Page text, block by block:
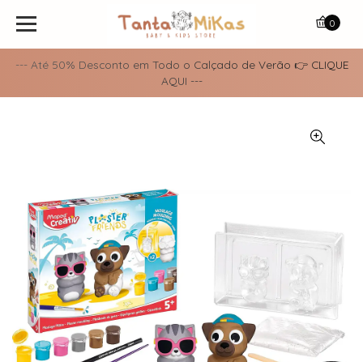
--- Até 50% Desconto em Todo o Calçado de Verão 👉 CLIQUE
AQUI ---
0